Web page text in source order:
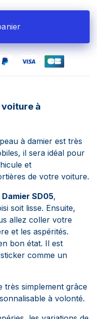
à
à damier est très
il sera idéal pour
et
de votre voiture.
SD05,
soit lisse. Ensuite,
allez coller votre
et les aspérités.
bon état. Il est
comme un
très simplement grâce
à volonté.